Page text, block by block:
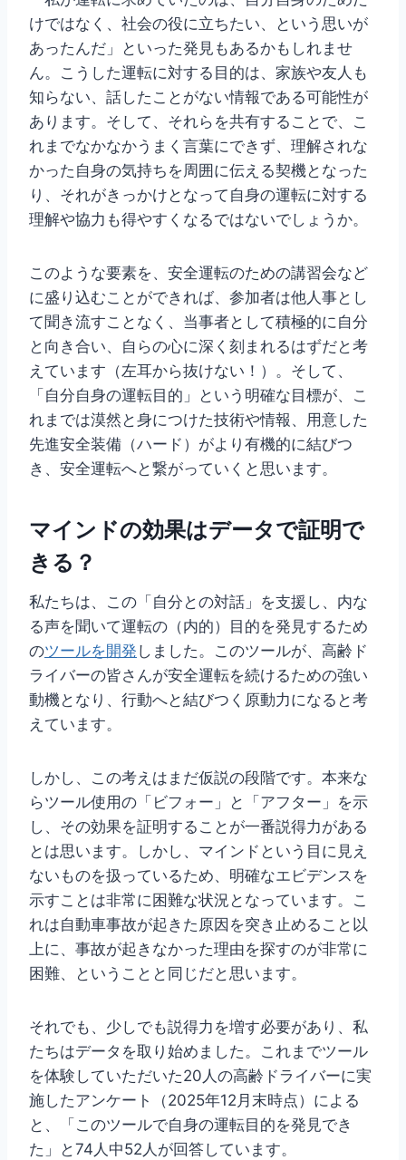
けではなく、社会の役に立ちたい、という思いが
あったんだ」といった発見もあるかもしれませ
ん。こうした運転に対する目的は、家族や友人も
知らない、話したことがない情報である可能性が
あります。そして、それらを共有することで、こ
れまでなかなかうまく言葉にできず、理解されな
かった自身の気持ちを周囲に伝える契機となった
り、それがきっかけとなって自身の運転に対する
理解や協力も得やすくなるではないでしょうか。
このような要素を、安全運転のための講習会など
に盛り込むことができれば、参加者は他人事とし
て聞き流すことなく、当事者として積極的に自分
と向き合い、自らの心に深く刻まれるはずだと考
えています（左耳から抜けない！）。そして、
「自分自身の運転目的」という明確な目標が、こ
れまでは漠然と身につけた技術や情報、用意した
先進安全装備（ハード）がより有機的に結びつ
き、安全運転へと繋がっていくと思います。
マインドの効果はデータで証明で
きる？
私たちは、この「自分との対話」を支援し、内な
る声を聞いて運転の（内的）目的を発見するため
のツールを開発 しました。このツールが、高齢ド
ライバーの皆さんが安全運転を続けるための強い
動機となり、行動へと結びつく原動力になると考
えています。
しかし、この考えはまだ仮説の段階です。本来な
らツール使用の「ビフォー」と「アフター」を示
し、その効果を証明することが一番説得力がある
とは思います。しかし、マインドという目に見え
ないものを扱っているため、明確なエビデンスを
示すことは非常に困難な状況となっています。こ
れは自動車事故が起きた原因を突き止めること以
上に、事故が起きなかった理由を探すのが非常に
困難、ということと同じだと思います。
それでも、少しでも説得力を増す必要があり、私
たちはデータを取り始めました。これまでツール
を体験していただいた20人の高齢ドライバーに実
施したアンケート（2025年12月末時点）による
と、「このツールで自身の運転目的を発見でき
た」と74人中52人が回答しています。